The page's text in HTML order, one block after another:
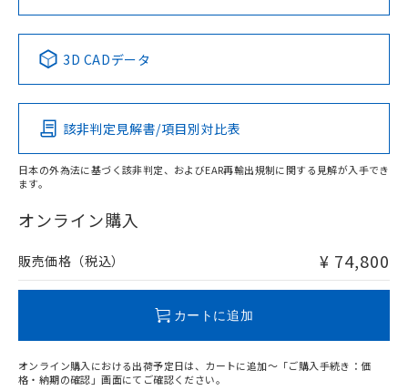
Pb Hg Cd Cr(VI)
O
在庫等で未対応品が混在する可能性があります。
問い合わせください。
No No No No
この製品の規格認証/適合状況ページへ
その他の認証はこちらのページからご検索ください
3D CADデータ
該非判定見解書/項目別対比表
日本の外為法に基づく該非判定、およびEAR再輸出規制に関する見解が入手でき
ます。
オンライン購入
販売価格（税込） ¥ 74,800
カートに追加
オンライン購入における出荷予定日は、カートに追加～「ご購入手続き：価
格・納期の確認」画面にてご確認ください。